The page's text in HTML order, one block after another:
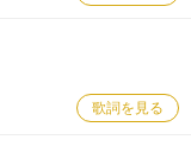
歌詞を見る